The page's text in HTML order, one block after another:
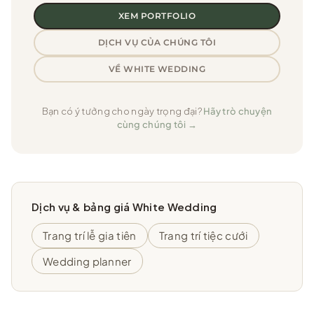
XEM PORTFOLIO
DỊCH VỤ CỦA CHÚNG TÔI
VỀ WHITE WEDDING
Bạn có ý tưởng cho ngày trọng đại?Hãy trò chuyện
cùng chúng tôi →
Dịch vụ & bảng giá White Wedding
Trang trí lễ gia tiên
Trang trí tiệc cưới
Wedding planner